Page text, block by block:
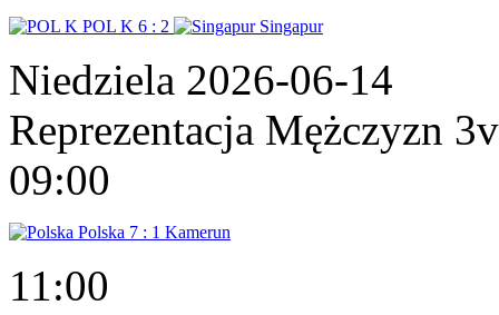
POL K 6 : 2 Singapur
Niedziela 2026-06-14
Reprezentacja Mężczyzn
09:00
Polska 7 : 1 Kamerun
11:00